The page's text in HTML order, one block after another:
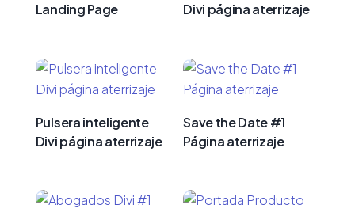
Landing Page
Divi página aterrizaje
Pulsera inteligente
Divi página aterrizaje
Save the Date #1
Página aterrizaje